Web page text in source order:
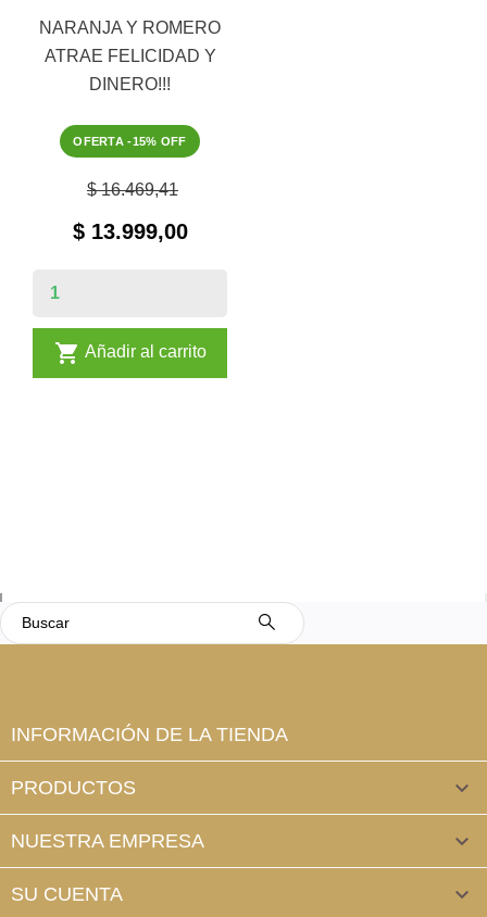
NARANJA Y ROMERO
ATRAE FELICIDAD Y
DINERO!!!
OFERTA -15% OFF
$ 16.469,41
$ 13.999,00
 Añadir al carrito
INFORMACIÓN DE LA TIENDA
PRODUCTOS 
NUESTRA EMPRESA 
SU CUENTA 